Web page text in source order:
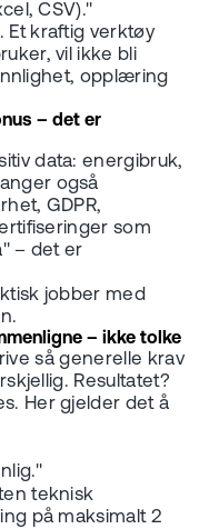
CSV)."
Et kraftig verktøy
vil ikke bli
opplæring
– det er
data: energibruk,
også
GDPR,
som
– det er
jobber med
– ikke tolke
så generelle krav
Resultatet?
Her gjelder det å
teknisk
på maksimalt 2